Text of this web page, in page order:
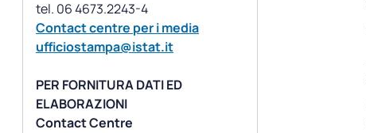
Contact centre per i media
ufficiostampa@istat.it
PER FORNITURA DATI ED
ELABORAZIONI
Contact Centre